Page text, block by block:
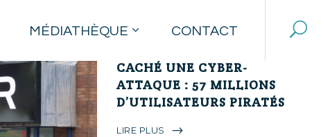
MÉDIATHÈQUE CONTACT
22 novembre 2017
CACHÉ UNE CYBER-
ATTAQUE : 57 MILLIONS
D’UTILISATEURS PIRATÉS
LIRE PLUS